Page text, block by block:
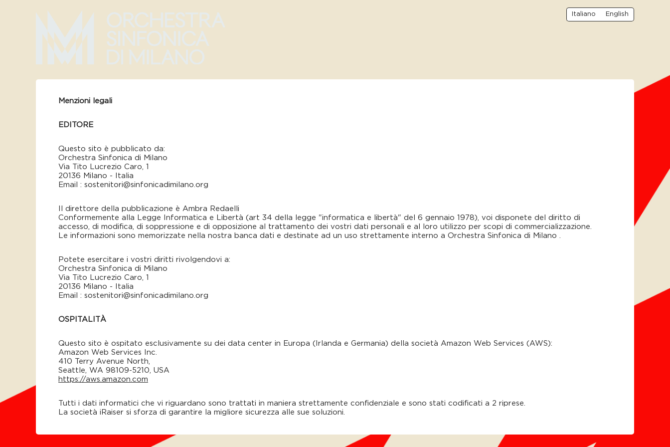
Italiano English
Menzioni legali
EDITORE
Questo sito è pubblicato da:
Orchestra Sinfonica di Milano
Via Tito Lucrezio Caro, 1
20136 Milano - Italia
Email : sostenitori@sinfonicadimilano.org
Il direttore della pubblicazione è ​Ambra Redaelli
Conformemente alla Legge Informatica e Libertà (art 34 della legge "informatica e libertà" del 6 gennaio 1978), voi disponete del diritto di
accesso, di modifica, di soppressione e di opposizione al trattamento dei vostri dati personali e al loro utilizzo per scopi di commercializzazione.
Le informazioni sono memorizzate nella nostra banca dati e destinate ad un uso strettamente interno a Orchestra Sinfonica di Milano .
Potete esercitare i vostri diritti rivolgendovi a:
Orchestra Sinfonica di Milano
Via Tito Lucrezio Caro, 1
20136 Milano - Italia
Email : sostenitori@sinfonicadimilano.org
OSPITALITÀ
Questo sito è ospitato esclusivamente su dei data center in Europa (Irlanda e Germania) della società Amazon Web Services (AWS):
Amazon Web Services Inc.
410 Terry Avenue North,
Seattle, WA 98109-5210, USA
https://aws.amazon.com
Tutti i dati informatici che vi riguardano sono trattati in maniera strettamente confidenziale e sono stati codificati a 2 riprese.
La società iRaiser si sforza di garantire la migliore sicurezza alle sue soluzioni.